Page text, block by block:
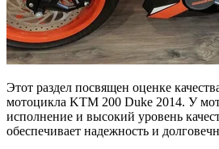
Этот раздел посвящен оценке
мотоцикла KTM 200 Duke 2014. У
исполнение и высокий уровень
обеспечивает надежность и